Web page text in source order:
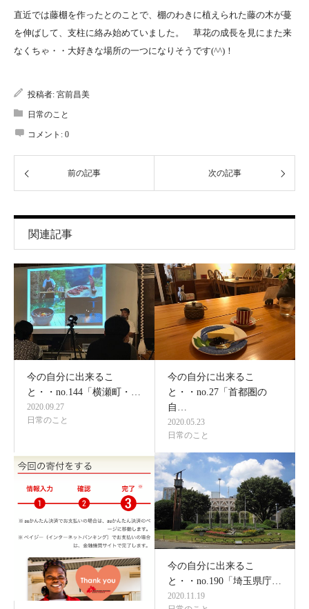
直近では藤棚を作ったとのことで、棚のわきに植えられた藤の木が蔓
を伸ばして、支柱に絡み始めていました。 草花の成長を見にまた来
なくちゃ・・大好きな場所の一つになりそうです(^^)！
投稿者: 宮前昌美
日常のこと
コメント: 0
前の記事 次の記事
関連記事
今の自分に出来るこ
と・・no.144「横瀬町・…
2020.09.27
日常のこと
今の自分に出来るこ
と・・no.27「首都圏の
自…
2020.05.23
日常のこと
今の自分に出来るこ
と・・no.190「埼玉県庁…
2020.11.19